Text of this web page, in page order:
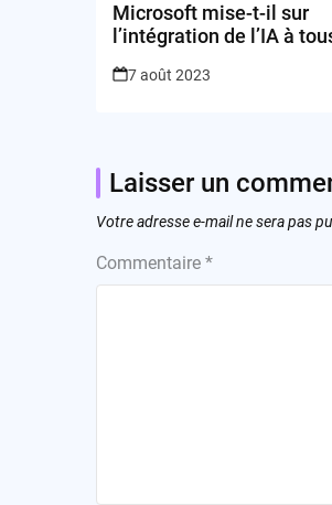
Microsoft mise-t-il sur
l’intégration de l’IA à
7 août 2023
Laisser un
Votre adresse e-mail ne sera pas
Commentaire *